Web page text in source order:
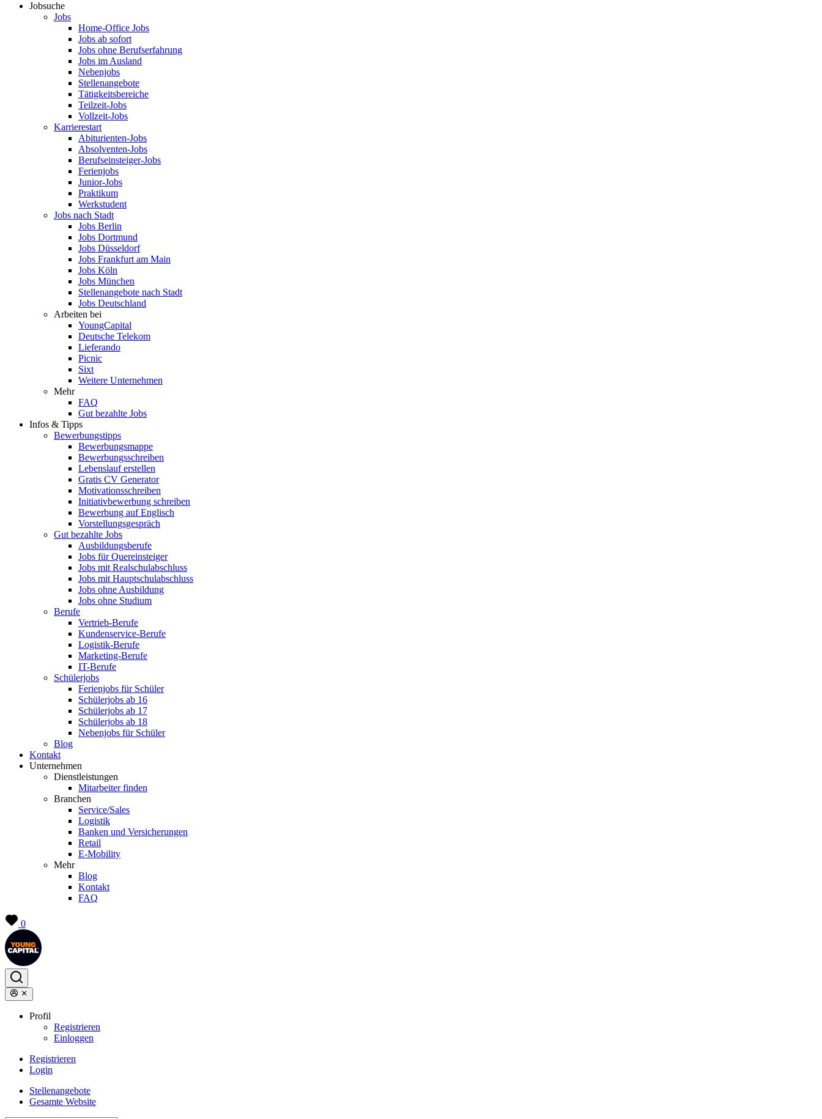
Jobsuche
Jobs
Home-Office Jobs
Jobs ab sofort
Jobs ohne Berufserfahrung
Jobs im Ausland
Nebenjobs
Stellenangebote
Tätigkeitsbereiche
Teilzeit-Jobs
Vollzeit-Jobs
Karrierestart
Abiturienten-Jobs
Absolventen-Jobs
Berufseinsteiger-Jobs
Ferienjobs
Junior-Jobs
Praktikum
Werkstudent
Jobs nach Stadt
Jobs Berlin
Jobs Dortmund
Jobs Düsseldorf
Jobs Frankfurt am Main
Jobs Köln
Jobs München
Stellenangebote nach Stadt
Jobs Deutschland
Arbeiten bei
YoungCapital
Deutsche Telekom
Lieferando
Picnic
Sixt
Weitere Unternehmen
Mehr
FAQ
Gut bezahlte Jobs
Infos & Tipps
Bewerbungstipps
Bewerbungsmappe
Bewerbungsschreiben
Lebenslauf erstellen
Gratis CV Generator
Motivationsschreiben
Initiativbewerbung schreiben
Bewerbung auf Englisch
Vorstellungsgespräch
Gut bezahlte Jobs
Ausbildungsberufe
Jobs für Quereinsteiger
Jobs mit Realschulabschluss
Jobs mit Hauptschulabschluss
Jobs ohne Ausbildung
Jobs ohne Studium
Berufe
Vertrieb-Berufe
Kundenservice-Berufe
Logistik-Berufe
Marketing-Berufe
IT-Berufe
Schülerjobs
Ferienjobs für Schüler
Schülerjobs ab 16
Schülerjobs ab 17
Schülerjobs ab 18
Nebenjobs für Schüler
Blog
Kontakt
Unternehmen
Dienstleistungen
Mitarbeiter finden
Branchen
Service/Sales
Logistik
Banken und Versicherungen
Retail
E-Mobility
Mehr
Blog
Kontakt
FAQ
0
Profil
Registrieren
Einloggen
Registrieren
Login
Stellenangebote
Gesamte Website